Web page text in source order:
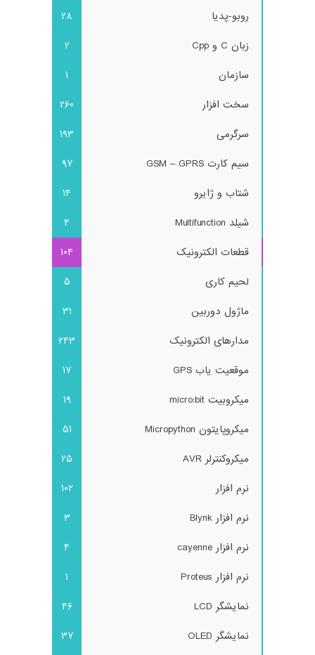
روبو-پدیا
28
زبان C و Cpp
2
سازمان
1
سخت افزار
260
سرگرمی
193
سیم کارت GSM – GPRS
97
شتاب و ژایرو
14
شیلد Multifunction
4
قطعات الکترونیک
104
لحیم کاری
5
ماژول دوربین
31
مدارهای الکترونیک
243
موقعیت یاب GPS
17
میکروبیت micro:bit
19
میکروپایتون Micropython
51
میکروکنترلر AVR
25
نرم افزار
102
نرم افزار Blynk
3
نرم افزار cayenne
4
نرم افزار Proteus
1
نمایشگر LCD
46
نمایشگر OLED
37